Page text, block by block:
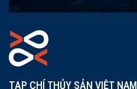
TẠP CHÍ THỦY SẢN VIỆT NAM